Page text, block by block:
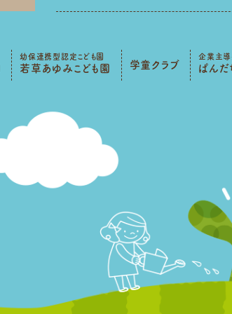
幼保連携型認定こども園
若草あゆみこども園 学童クラブ
企業主導
ぱんだ